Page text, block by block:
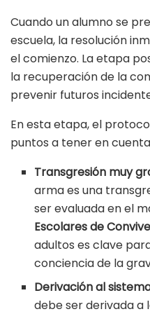
Cuando un alumno se
escuela, la resolución
el comienzo. La etapa
la recuperación de la
prevenir futuros
En esta etapa, el
puntos a tener en
Transgresión muy
arma es una
ser evaluada en el
Escolares de
adultos es clave
conciencia de la
Derivación al
debe ser derivada a